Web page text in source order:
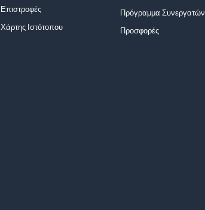
Επιστροφές
Χάρτης Ιστότοπου
Πρόγραμμα Συνεργατών
Προσφορές